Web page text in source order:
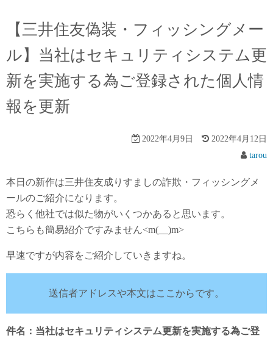
【三井住友偽装・フィッシングメー
ル】当社はセキュリティシステム更
新を実施する為ご登録された個人情
報を更新
2022年4月9日
2022年4月12日
tarou
本日の新作は三井住友成りすましの詐欺・フィッシングメ
ールのご紹介になります。
恐らく他社では似た物がいくつかあると思います。
こちらも簡易紹介ですみません<m(__)m>
早速ですが内容をご紹介していきますね。
送信者アドレスや本文はここからです。
件名：当社はセキュリティシステム更新を実施する為ご登